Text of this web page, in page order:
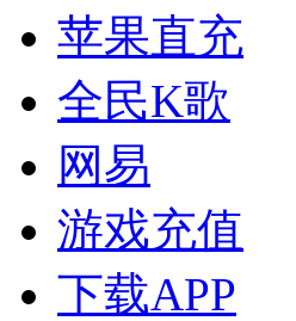
苹果直充
全民K歌
网易
游戏充值
下载APP